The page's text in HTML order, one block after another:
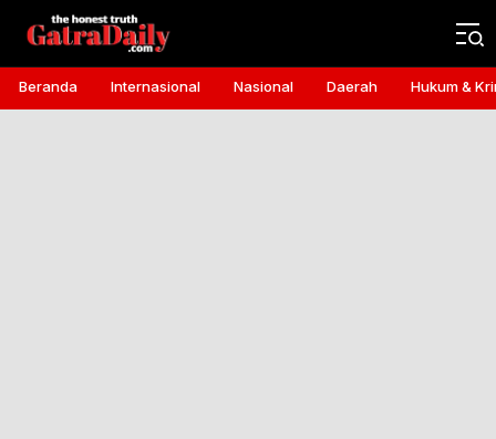
Gatra Daily
the honest truth
Beranda Internasional Nasional Daerah Hukum &